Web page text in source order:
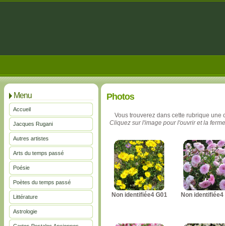
Menu
Accueil
Jacques Rugani
Autres artistes
Arts du temps passé
Poésie
Poètes du temps passé
Littérature
Astrologie
Photos
Vous trouverez dans cette rubrique une
Cliquez sur l'image pour l'ouvrir et la
Non identifiée4 G01 Non identifiée4